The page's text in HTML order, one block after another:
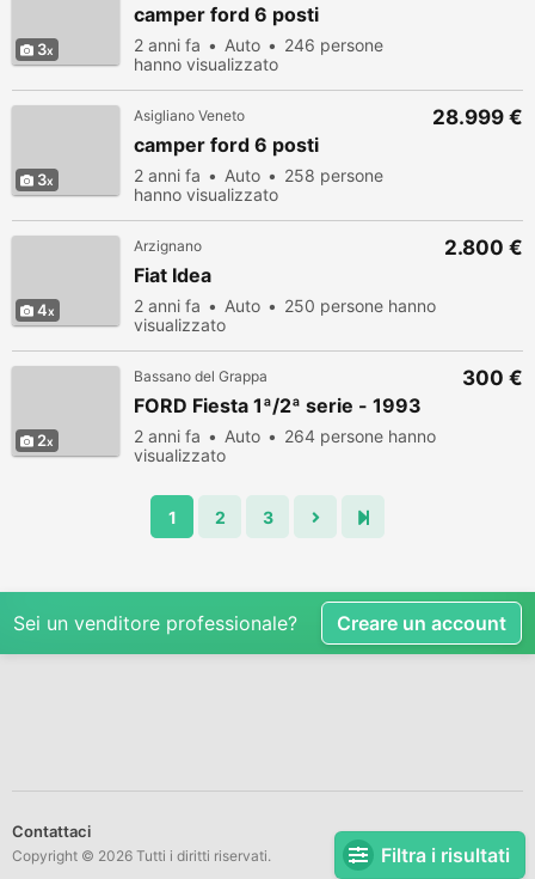
Filtra i risultati
3
camper ford 6 posti
2 anni fa Auto
246 persone
hanno visualizzato
3
Asigliano Veneto
camper ford 6 posti
2 anni fa Auto
258 persone
hanno visualizzato
28.999 €
4
Arzignano
Fiat Idea
2 anni fa Auto
250 persone hanno
visualizzato
2.800 €
2
Bassano del Grappa
FORD Fiesta 1ª/2ª serie - 1993
2 anni fa Auto
264 persone hanno
visualizzato
300 €
1 2 3
Sei un venditore professionale? Creare un account
Contattaci
Copyright © 2026 Tutti i diritti riservati.